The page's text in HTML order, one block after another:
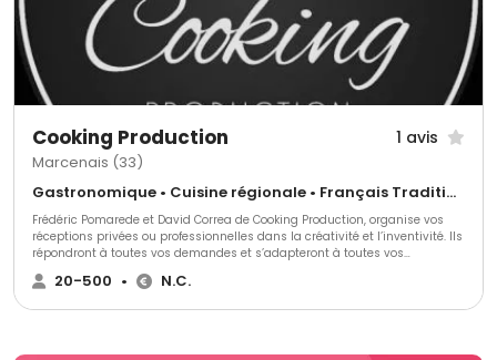
Cooking Production 1 avis
Marcenais (33)
Gastronomique • Cuisine régionale • Français Traditionnel
Frédéric Pomarede et David Correa de Cooking Production, organise vos
réceptions privées ou professionnelles dans la créativité et l’inventivité. Ils
répondront à toutes vos demandes et s’adapteront à toutes vos
exigences.
20-500 • N.C.